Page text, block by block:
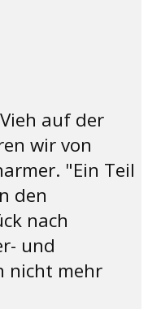
auf der
wir von
"Ein Teil
den
nach
und
nicht mehr